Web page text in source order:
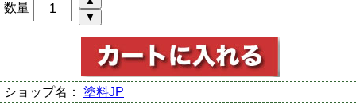
数量
ショップ名： 塗料JP